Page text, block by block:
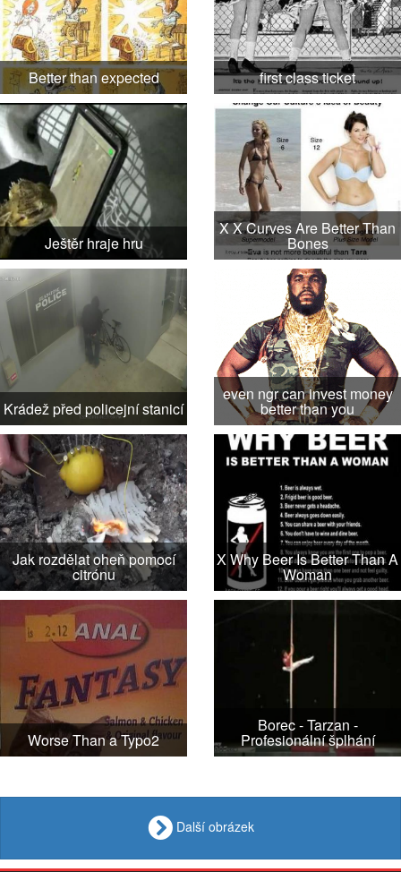
Better than expected first class ticket
Ještěr hraje hru
X X Curves Are Better Than
Bones
Krádež před policejní stanicí
even ngr can invest money
better than you
Jak rozdělat oheň pomocí
citrónu
X Why Beer Is Better Than A
Woman
Worse Than a Typo2
Borec - Tarzan -
Profesionální šplhání
Další obrázek